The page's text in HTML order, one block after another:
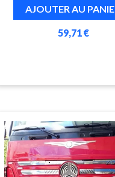
AJOUTER AU
59,71 €